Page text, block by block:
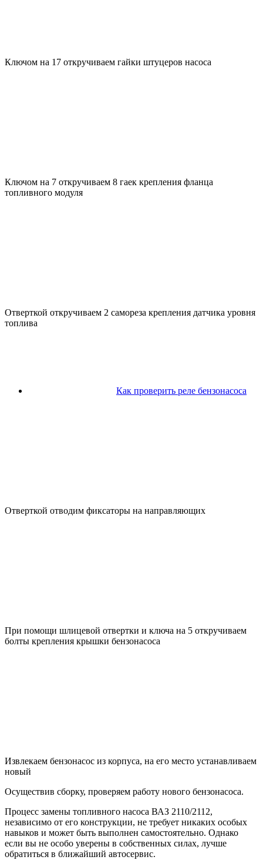
Ключом на 17 откручиваем гайки штуцеров насоса
Ключом на 7 откручиваем 8 гаек крепления фланца
топливного модуля
Отверткой откручиваем 2 самореза крепления датчика уровня
топлива
Как проверить реле бензонасоса
Отверткой отводим фиксаторы на направляющих
При помощи шлицевой отвертки и ключа на 5 откручиваем
болты крепления крышки бензонасоса
Извлекаем бензонасос из корпуса, на его место устанавливаем
новый
Осуществив сборку, проверяем работу нового бензонасоса.
Процесс замены топливного насоса ВАЗ 2110/2112,
независимо от его конструкции, не требует никаких особых
навыков и может быть выполнен самостоятельно. Однако
если вы не особо уверены в собственных силах, лучше
обратиться в ближайший автосервис.